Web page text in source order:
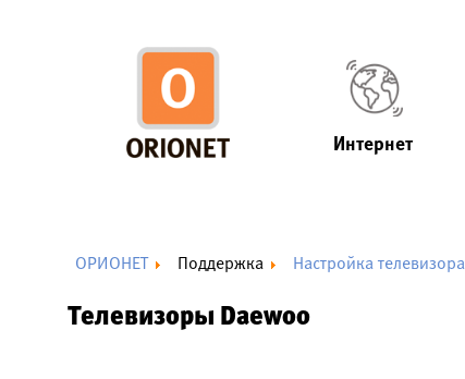
Интернет
ОРИОНЕТ Поддержка Настройка телевизора
Телевизоры Daewoo